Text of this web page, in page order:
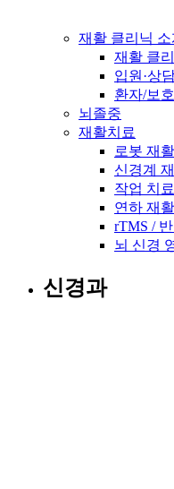
재활 클리닉 소
재활 클
입원·상
환자/보
뇌졸중
재활치료
로봇 재
신경계
작업 치료
연하 재
rTMS /
뇌 신경
신경과